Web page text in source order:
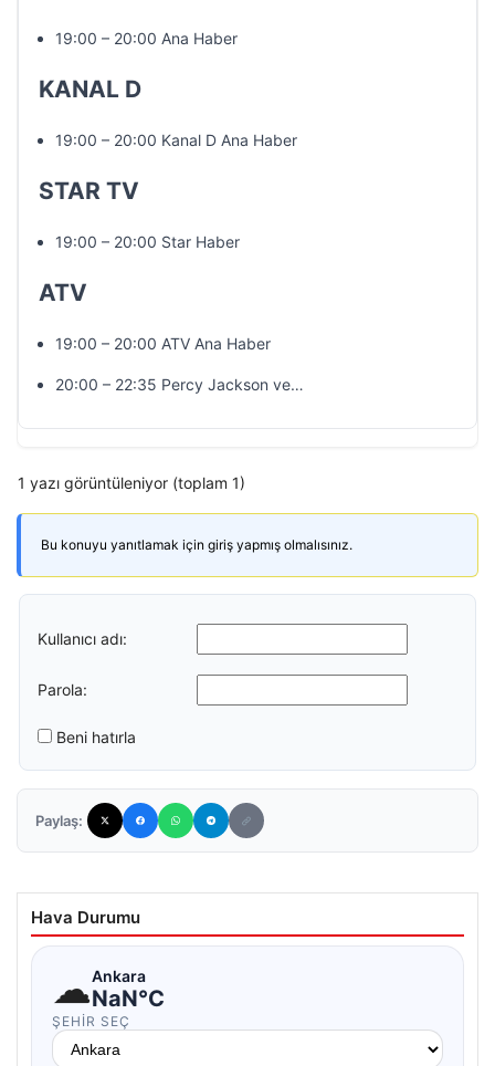
19:00 – 20:00 Ana Haber
KANAL D
19:00 – 20:00 Kanal D Ana Haber
STAR TV
19:00 – 20:00 Star Haber
ATV
19:00 – 20:00 ATV Ana Haber
20:00 – 22:35 Percy Jackson ve…
1 yazı görüntüleniyor (toplam 1)
Bu konuyu yanıtlamak için giriş yapmış olmalısınız.
Kullanıcı adı:
Parola:
Beni hatırla
Paylaş:
Hava Durumu
☁Ankara
NaN°C
ŞEHIR SEÇ